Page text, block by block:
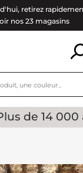
retirez
nos 23 magasins
Plus de 14